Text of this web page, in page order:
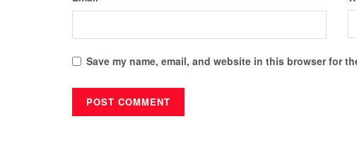
Save my name, email, and website in this browser for